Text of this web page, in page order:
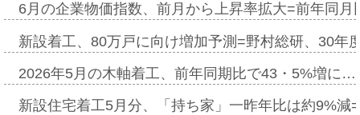
6月の企業物価指数、前月から上昇率拡大=前年同
新設着工、80万戸に向け増加予測=野村総研、30年
2026年5月の木軸着工、前年同期比で43・5%増に…
新設住宅着工5月分、「持ち家」一昨年比は約9%